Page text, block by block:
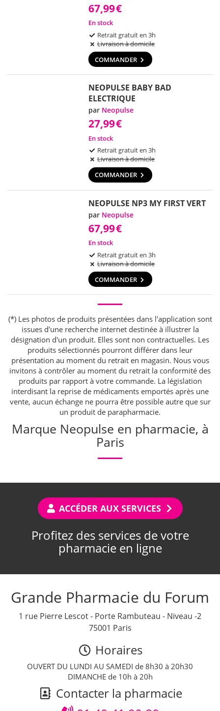
67,99€
En stock
Retrait gratuit en 3h
Livraison à domicile
COMMANDER
NEOPULSE BABY BAD
ELECTRIQUE
par Neopulse
27,99€
En stock
Retrait gratuit en 3h
Livraison à domicile
COMMANDER
NEOPULSE NP3 MY FIRST VERT
par Neopulse
67,99€
En stock
Retrait gratuit en 3h
Livraison à domicile
COMMANDER
(*) Les photos de produits présentées dans l'application sont
issues d'une recherche internet destinée à illustrer la
désignation d'un produit. Elles sont non contractuelles. Les
produits sélectionnés pourront différer dans leur
présentation au moment du retrait en magasin. Nous vous
invitons à contrôler au moment du retrait la conformité des
produits par rapport à votre commande. La législation
interdisant la reprise de médicaments emportés après une
vente, aucun échange ne pourra être possible autre que sur
un produit de parapharmacie.
Marque Neopulse en pharmacie, à
Paris
ACCÉDER AUX SERVICES
Profitez des services de votre
pharmacie en ligne
Grande Pharmacie du Forum
1 rue Pierre Lescot - Porte Rambuteau - Niveau -2
75001 Paris
Horaires
OUVERT DU LUNDI AU SAMEDI de 8h30 à 20h30
DIMANCHE de 10h à 20h
Contacter la pharmacie